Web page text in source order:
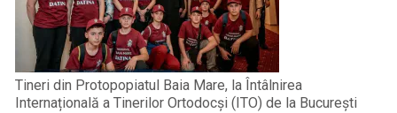
Tineri din Protopopiatul Baia Mare, la Întâlnirea
Internațională a Tinerilor Ortodocși (ITO) de la București